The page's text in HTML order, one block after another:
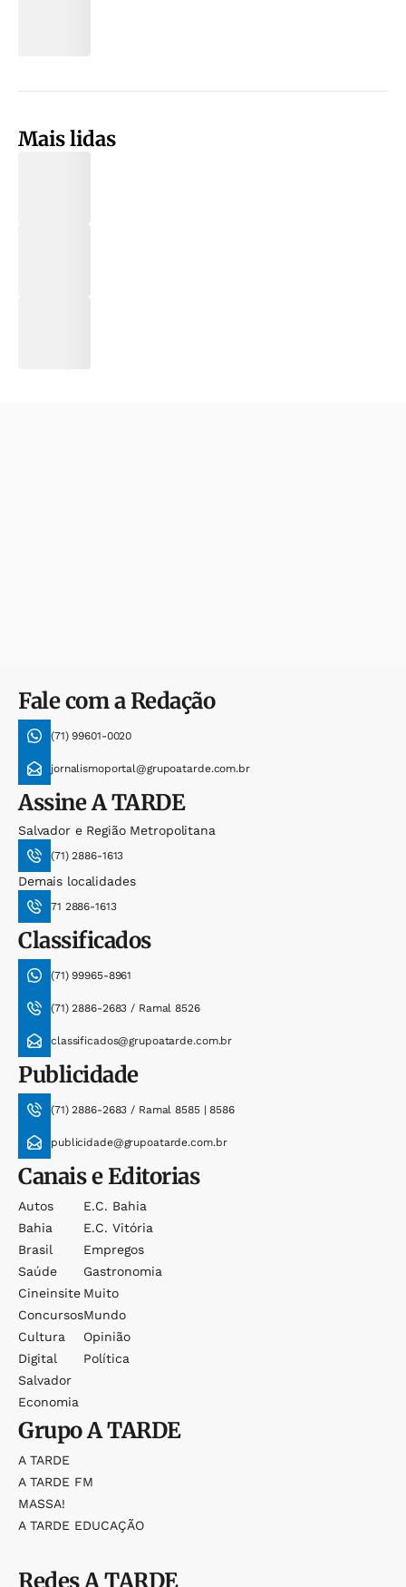
Mais lidas
Fale com a Redação
(71) 99601-0020
jornalismoportal@grupoatarde.com.br
AssineA TARDE
Salvador e Região Metropolitana
(71) 2886-1613
Demais localidades
71 2886-1613
Classificados
(71) 99965-8961
(71) 2886-2683 / Ramal 8526
classificados@grupoatarde.com.br
Publicidade
(71) 2886-2683 / Ramal 8585 | 8586
publicidade@grupoatarde.com.br
Canais e Editorias
Autos
Bahia
Brasil
Saúde
Cineinsite
Concursos
Cultura
Digital
Salvador
Economia
E.c. Bahia
E.c. Vitória
Empregos
Gastronomia
Muito
Mundo
Opinião
Política
GrupoA TARDE
A TARDE
A TARDE FM
MASSA!
A TARDE EDUCAÇÃO
RedesA TARDE